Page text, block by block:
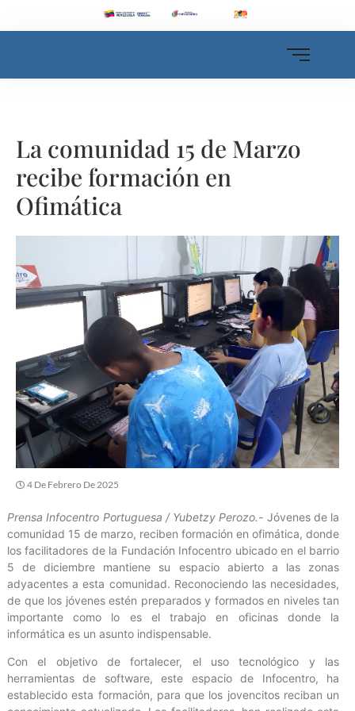
La comunidad 15 de Marzo
recibe formación en
Ofimática
4 De Febrero De 2025
Prensa Infocentro Portuguesa / Yubetzy Perozo.- Jóvenes de la
comunidad 15 de marzo, reciben formación en ofimática, donde
los facilitadores de la Fundación Infocentro ubicado en el barrio
5 de diciembre mantiene su espacio abierto a las zonas
adyacentes a esta comunidad. Reconociendo las necesidades,
de que los jóvenes estén preparados y formados en niveles tan
importante como lo es el trabajo en oficinas donde la
informática es un asunto indispensable.
Con el objetivo de fortalecer, el uso tecnológico y las
herramientas de software, este espacio de Infocentro, ha
establecido esta formación, para que los jovencitos reciban un